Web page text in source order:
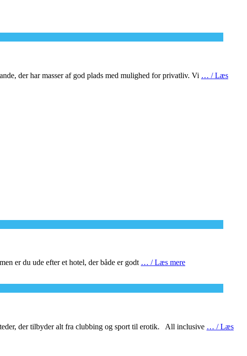
der har masser af god plads med mulighed for privatliv. Vi … / Læs
er du ude efter et hotel, der både er godt … / Læs mere
der tilbyder alt fra clubbing og sport til erotik. All inclusive … / Læs